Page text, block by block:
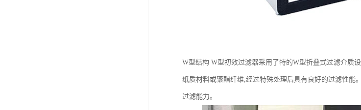
W型结构 W型初效过滤器采用了特的W型折叠式过滤介质
纸质材料或聚酯纤维,经过特殊处理后具有良好的过滤性能
过滤能力。